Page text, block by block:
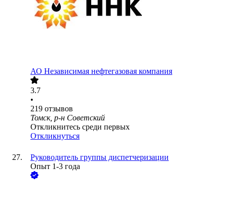
АО Независимая нефтегазовая компания
3.7
•
219 отзывов
Томск, р-н Советский
Откликнитесь среди первых
Откликнуться
Руководитель группы диспетчеризации
Опыт 1-3 года